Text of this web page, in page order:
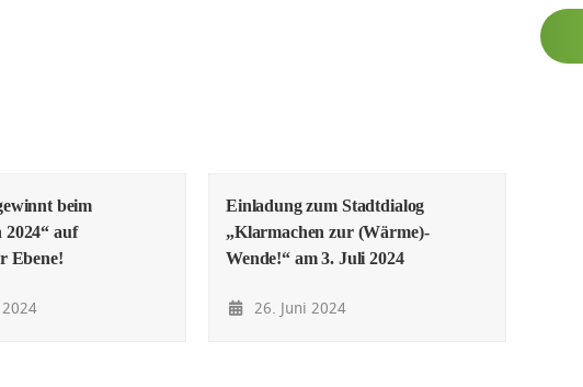
beim
auf
Ebene!
Einladung zum Stadtdialog
„Klarmachen zur (Wärme)-
Wende!“ am 3. Juli 2024
26. Juni 2024